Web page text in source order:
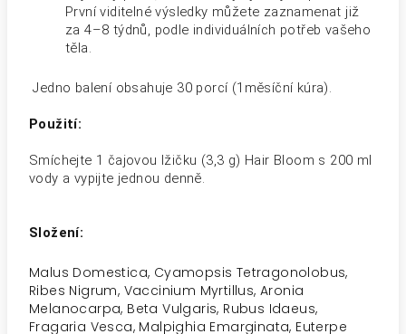
První viditelné výsledky můžete zaznamenat již
za 4–8 týdnů, podle individuálních potřeb vašeho
těla.
Jedno balení obsahuje 30 porcí (1měsíční kúra).
Použití:
Smíchejte 1 čajovou lžičku (3,3 g) Hair Bloom s 200 ml
vody a vypijte jednou denně.
Složení:
Malus Domestica, Cyamopsis Tetragonolobus,
Ribes Nigrum, Vaccinium Myrtillus, Aronia
Melanocarpa, Beta Vulgaris, Rubus Idaeus,
Fragaria Vesca, Malpighia Emarginata, Euterpe